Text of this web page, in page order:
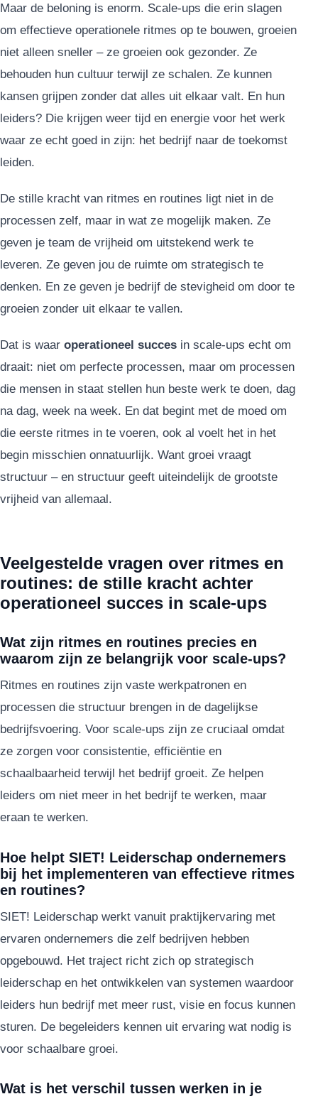
Maar de beloning is enorm. Scale-ups die erin slagen
om effectieve operationele ritmes op te bouwen, groeien
niet alleen sneller – ze groeien ook gezonder. Ze
behouden hun cultuur terwijl ze schalen. Ze kunnen
kansen grijpen zonder dat alles uit elkaar valt. En hun
leiders? Die krijgen weer tijd en energie voor het werk
waar ze echt goed in zijn: het bedrijf naar de toekomst
leiden.
De stille kracht van ritmes en routines ligt niet in de
processen zelf, maar in wat ze mogelijk maken. Ze
geven je team de vrijheid om uitstekend werk te
leveren. Ze geven jou de ruimte om strategisch te
denken. En ze geven je bedrijf de stevigheid om door te
groeien zonder uit elkaar te vallen.
Dat is waar operationeel succes in scale-ups echt om
draait: niet om perfecte processen, maar om processen
die mensen in staat stellen hun beste werk te doen, dag
na dag, week na week. En dat begint met de moed om
die eerste ritmes in te voeren, ook al voelt het in het
begin misschien onnatuurlijk. Want groei vraagt
structuur – en structuur geeft uiteindelijk de grootste
vrijheid van allemaal.
Veelgestelde vragen over ritmes en
routines: de stille kracht achter
operationeel succes in scale-ups
Wat zijn ritmes en routines precies en
waarom zijn ze belangrijk voor scale-ups?
Ritmes en routines zijn vaste werkpatronen en
processen die structuur brengen in de dagelijkse
bedrijfsvoering. Voor scale-ups zijn ze cruciaal omdat
ze zorgen voor consistentie, efficiëntie en
schaalbaarheid terwijl het bedrijf groeit. Ze helpen
leiders om niet meer in het bedrijf te werken, maar
eraan te werken.
Hoe helpt SIET! Leiderschap ondernemers
bij het implementeren van effectieve ritmes
en routines?
SIET! Leiderschap werkt vanuit praktijkervaring met
ervaren ondernemers die zelf bedrijven hebben
opgebouwd. Het traject richt zich op strategisch
leiderschap en het ontwikkelen van systemen waardoor
leiders hun bedrijf met meer rust, visie en focus kunnen
sturen. De begeleiders kennen uit ervaring wat nodig is
voor schaalbare groei.
Wat is het verschil tussen werken in je